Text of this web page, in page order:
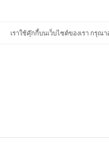
เราใช้คุ๊กกี้บนเว็บไซต์ของเรา กรุณ